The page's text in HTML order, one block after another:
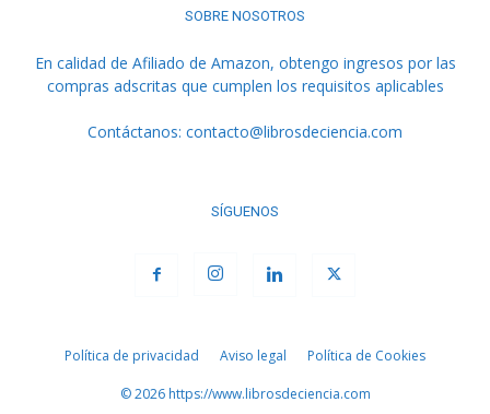
SOBRE NOSOTROS
En calidad de Afiliado de Amazon, obtengo ingresos por las
compras adscritas que cumplen los requisitos aplicables
Contáctanos: contacto@librosdeciencia.com
SÍGUENOS
Política de privacidad Aviso legal Política de Cookies
© 2026 https://www.librosdeciencia.com